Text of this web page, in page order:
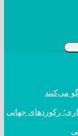
می‌کنند
رکورد‌های جهانی